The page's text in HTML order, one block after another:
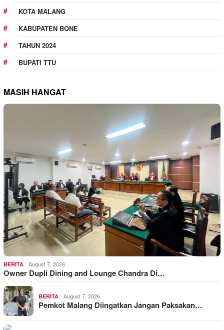
KOTA MALANG
KABUPATEN BONE
TAHUN 2024
BUPATI TTU
MASIH HANGAT
BERITA August 7, 2026
Owner Dupli Dining and Lounge Chandra Di…
BERITA August 7, 2026
Pemkot Malang Diingatkan Jangan Paksakan…